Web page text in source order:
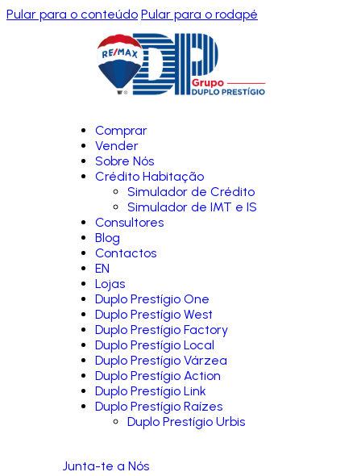
Pular para o conteúdo Pular para o rodapé
Comprar
Vender
Sobre Nós
Crédito Habitação
Simulador de Crédito
Simulador de IMT e IS
Consultores
Blog
Contactos
EN
Lojas
Duplo Prestígio One
Duplo Prestígio West
Duplo Prestígio Factory
Duplo Prestígio Local
Duplo Prestígio Várzea
Duplo Prestígio Action
Duplo Prestígio Link
Duplo Prestígio Raízes
Duplo Prestígio Urbis
Junta-te a Nós